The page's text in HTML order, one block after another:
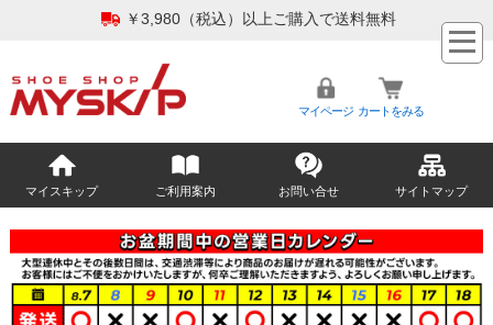
￥3,980（税込）以上ご購入で送料無料
マイページ カートをみる
マイスキップ ご利用案内 お問い合せ サイトマップ